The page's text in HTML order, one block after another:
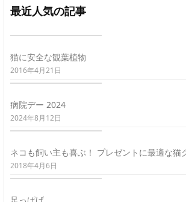
最近人気の記事
猫に安全な観葉植物
2016年4月21日
病院デー 2024
2024年8月12日
ネコも飼い主も喜ぶ！ プレゼントに最適な猫
2018年4月6日